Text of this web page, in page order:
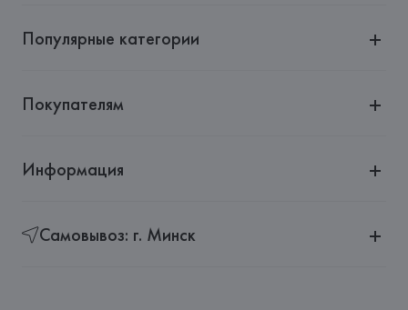
Популярные категории
Покупателям
Информация
Самовывоз: г. Минск